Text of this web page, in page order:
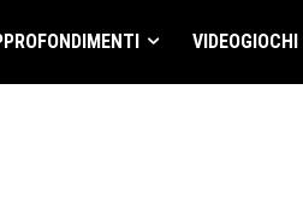
VIDEOGIOCHI